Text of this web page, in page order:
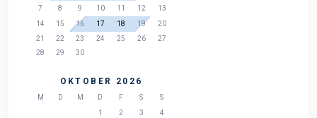
7
8 9 10 11 12
13
14
15 16 17 18 19
20
21
22 23 24 25 26
27
28
29 30
OKTOBER 2026
M D M D F S
S
1
2 3
4